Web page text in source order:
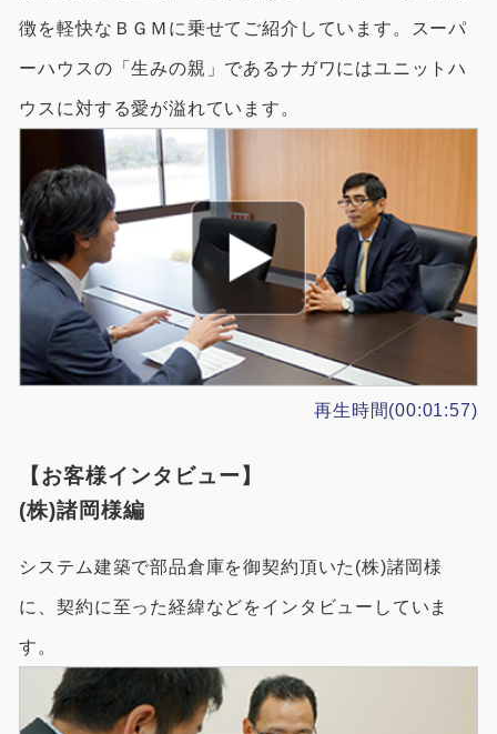
徴を軽快なＢＧＭに乗せてご紹介しています。スーパ
ーハウスの「生みの親」であるナガワにはユニットハ
ウスに対する愛が溢れています。
再生時間(00:01:57)
【お客様インタビュー】
(株)諸岡様編
システム建築で部品倉庫を御契約頂いた(株)諸岡様
に、契約に至った経緯などをインタビューしていま
す。